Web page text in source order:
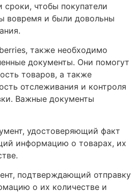
чтобы покупатели
вовремя и были довольны
также необходимо
документы. Они помогут
товаров, а также
отслеживания и контроля
Важные документы
удостоверяющий факт
информацию о товарах, их
подтверждающий отправку
о их количестве и